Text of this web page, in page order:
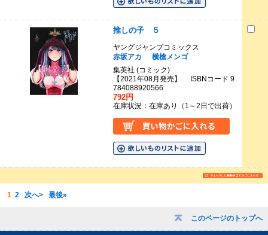
このページのトップへ
推しの子 ５
ヤングジャンプコミックス
赤坂アカ
横槍メンゴ
集英社 (コミック)
【2021年08月発売】 ISBNコード 9
784088920566
792円
在庫状況：在庫あり（1～2日で出荷）
1 2 次へ> 最後»